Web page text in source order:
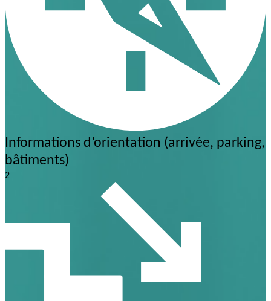
Informations d’orientation (arrivée, parking,
bâtiments)
2